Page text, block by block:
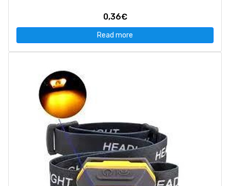
0,36€
Read more